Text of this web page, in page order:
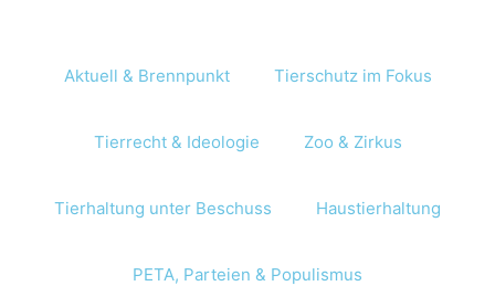
Aktuell & Brennpunkt Tierschutz im Fokus
Tierrecht & Ideologie Zoo & Zirkus
Tierhaltung unter Beschuss Haustierhaltung
PETA, Parteien & Populismus